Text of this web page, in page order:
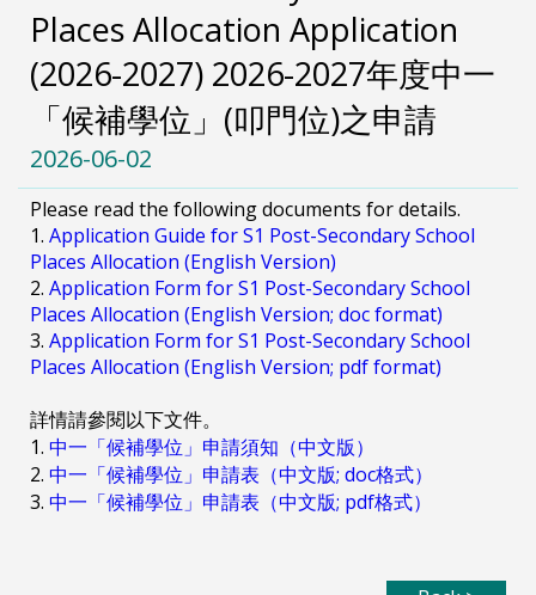
Places Allocation Application
(2026-2027) 2026-2027年度中一
「候補學位」(叩門位)之申請
2026-06-02
Please read the following documents for details.
1. Application Guide for S1 Post-Secondary School
Places Allocation (English Version)
2. Application Form for S1 Post-Secondary School
Places Allocation (English Version; doc format)
3. Application Form for S1 Post-Secondary School
Places Allocation (English Version; pdf format)
詳情請參閱以下文件。
1. 中一「候補學位」申請須知（中文版）
2. 中一「候補學位」申請表（中文版; doc格式）
3. 中一「候補學位」申請表（中文版; pdf格式）